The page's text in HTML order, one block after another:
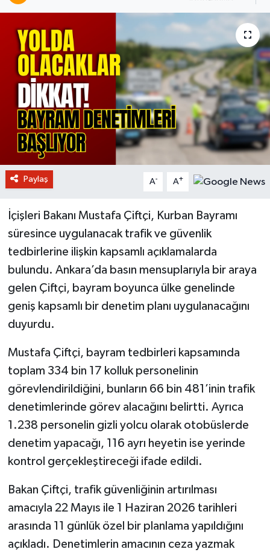
Paylaş A- A+
İçişleri Bakanı Mustafa Çiftçi, Kurban Bayramı
süresince uygulanacak trafik ve güvenlik
tedbirlerine ilişkin kapsamlı açıklamalarda
bulundu. Ankara’da basın mensuplarıyla bir araya
gelen Çiftçi, bayram boyunca ülke genelinde
geniş kapsamlı bir denetim planı uygulanacağını
duyurdu.
Mustafa Çiftçi, bayram tedbirleri kapsamında
toplam 334 bin 17 kolluk personelinin
görevlendirildiğini, bunların 66 bin 481’inin trafik
denetimlerinde görev alacağını belirtti. Ayrıca
1.238 personelin gizli yolcu olarak otobüslerde
denetim yapacağı, 116 ayrı heyetin ise yerinde
kontrol gerçekleştireceği ifade edildi.
Bakan Çiftçi, trafik güvenliğinin artırılması
amacıyla 22 Mayıs ile 1 Haziran 2026 tarihleri
arasında 11 günlük özel bir planlama yapıldığını
açıkladı. Denetimlerin amacının ceza yazmak